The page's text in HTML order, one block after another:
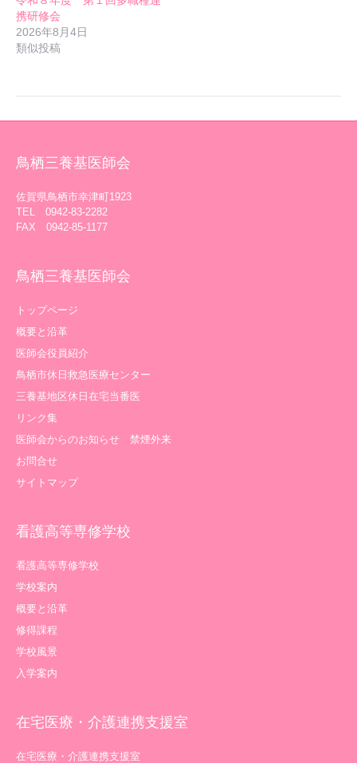
携研修会
2026年8月4日
類似投稿
鳥栖三養基医師会
佐賀県鳥栖市幸津町1923
TEL 0942-83-2282
FAX 0942-85-1177
鳥栖三養基医師会
トップページ
概要と沿革
医師会役員紹介
鳥栖市休日救急医療センター
三養基地区休日在宅当番医
リンク集
医師会からのお知らせ 禁煙外来
お問合せ
サイトマップ
看護高等専修学校
看護高等専修学校
学校案内
概要と沿革
修得課程
学校風景
入学案内
在宅医療・介護連携支援室
在宅医療・介護連携支援室